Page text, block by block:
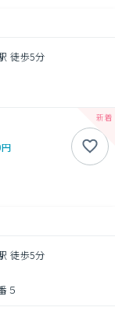
徒歩5分
徒歩5分
５